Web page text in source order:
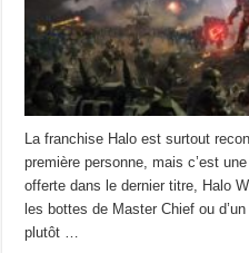
La franchise Halo est surtout
première personne, mais c’est
offerte dans le dernier titre, Halo
les bottes de Master Chief ou
plutôt …